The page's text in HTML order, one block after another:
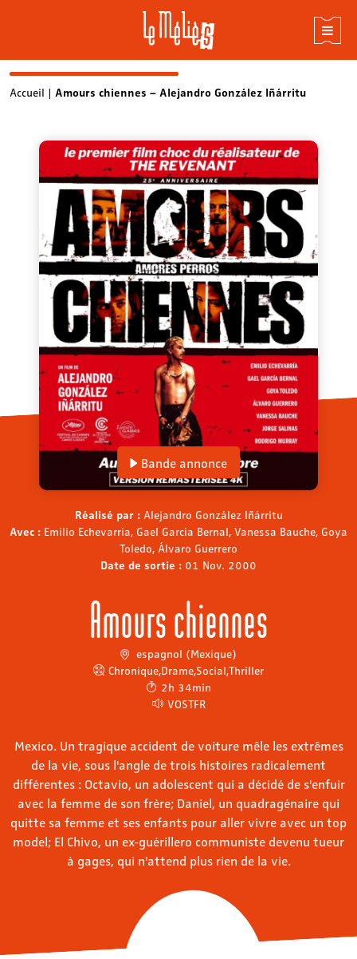
SkipAccueil | Amours chiennes – Alejandro González Iñárritu
Bande annonce
Réalisé par : Alejandro González Iñárritu
Avec : Emilio Echevarría, Gael García Bernal, Vanessa Bauche, Goya
Toledo, Álvaro Guerrero
Date de sortie : 01 Nov. 2000
Amours chiennes
espagnol (Mexique)
Chronique Drame Social Thriller
2h 34min
VOSTFR
Mexico. Un tragique accident de voiture mêle les extrêmes
de la vie, sous l'angle de trois histoires radicalement
différentes : Octavio, un adolescent qui a décidé de s'enfuir
avec la femme de son frère; Daniel, un quadragénaire qui
quitte sa femme et ses enfants pour aller vivre avec un top
model; El Chivo, un ex-guérillero communiste devenu tueur
à gages, qui n'attend plus rien de la vie.